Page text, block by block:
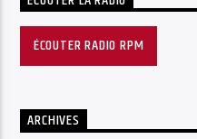
ÉCOUTER RADIO RPM
ARCHIVES